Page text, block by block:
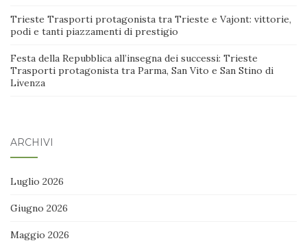
Trieste Trasporti protagonista tra Trieste e Vajont: vittorie,
podi e tanti piazzamenti di prestigio
Festa della Repubblica all’insegna dei successi: Trieste
Trasporti protagonista tra Parma, San Vito e San Stino di
Livenza
ARCHIVI
Luglio 2026
Giugno 2026
Maggio 2026